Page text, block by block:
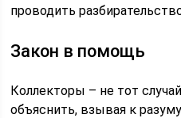
проводить
Закон в помощь
Коллекторы – не тот
объяснить, взывая к